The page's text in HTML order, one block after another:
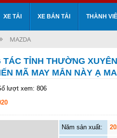
XE TẢI XE BÁN TẢI THÀNH
MAZDA
TỈNH THƯỜNG
MÃ MAY MẮN NÀY Ạ
lượt xem: 806
Năm sản xuất: